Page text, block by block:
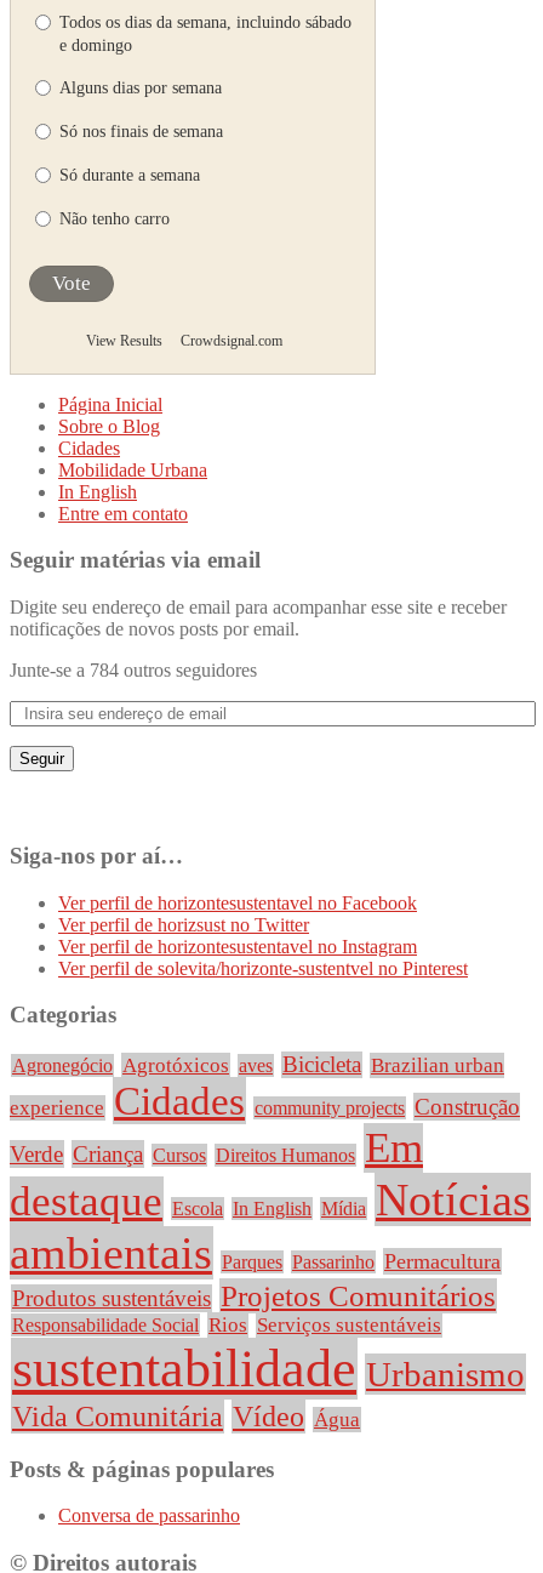
Todos os dias da semana, incluindo sábado
e domingo
Alguns dias por semana
Só nos finais de semana
Só durante a semana
Não tenho carro
Vote
View Results Crowdsignal.com
Página Inicial
Sobre o Blog
Cidades
Mobilidade Urbana
In English
Entre em contato
Seguir matérias via email
Digite seu endereço de email para acompanhar esse site e receber
notificações de novos posts por email.
Junte-se a 784 outros seguidores
Seguir
Siga-nos por aí…
Ver perfil de horizontesustentavel no Facebook
Ver perfil de horizsust no Twitter
Ver perfil de horizontesustentavel no Instagram
Ver perfil de solevita/horizonte-sustentvel no Pinterest
Categorias
Agronegócio Agrotóxicos aves Bicicleta Brazilian urban
experience Cidades community projects Construção
Verde Criança Cursos Direitos Humanos Em
destaque Escola In English Mídia Notícias
ambientais Parques Passarinho Permacultura
Produtos sustentáveis Projetos Comunitários
Responsabilidade Social Rios Serviços sustentáveis
sustentabilidade Urbanismo
Vida Comunitária Vídeo Água
Posts & páginas populares
Conversa de passarinho
© Direitos autorais